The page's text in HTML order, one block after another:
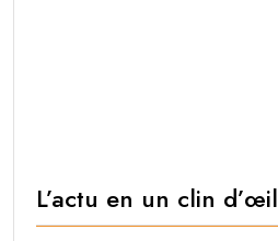
L’actu en un clin d’œil